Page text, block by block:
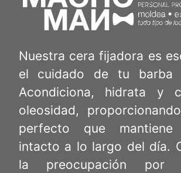
Nuestra cera fijadora es
el cuidado de tu barba
Acondiciona, hidrata y
oleosidad,
perfecto que
intacto a lo largo del día.
la preocupación por